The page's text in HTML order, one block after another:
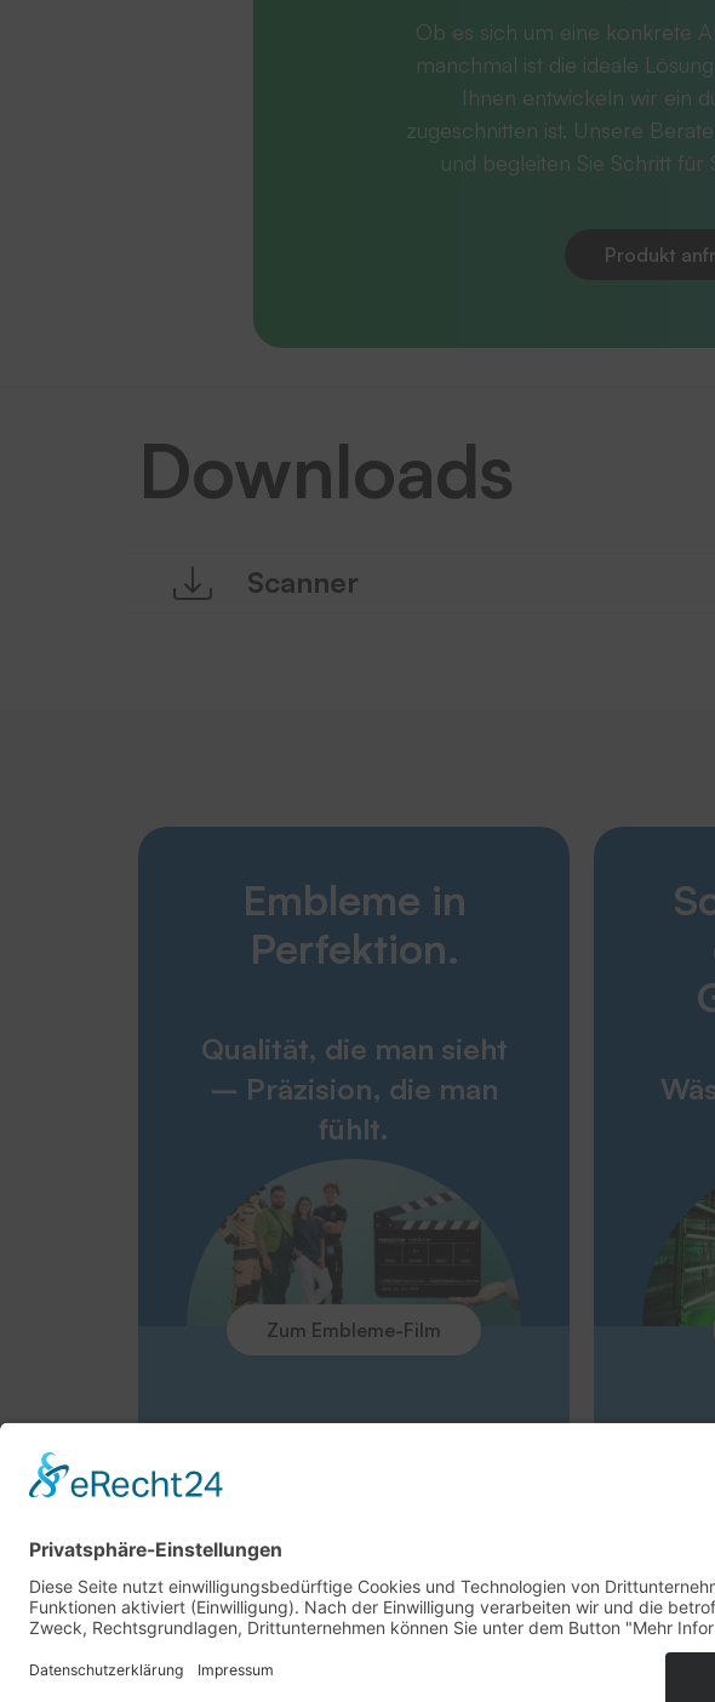
Ob es sich um eine konkrete
manchmal ist die ideale
Ihnen entwickeln wir ein
zugeschnitten ist. Unsere
und begleiten Sie Schritt
Produkt
Downloads
Scanner
Beschreibung
Embleme in
Perfektion.
Qualität, die man sieht
– Präzision, die man
fühlt.
Zum Embleme-Film